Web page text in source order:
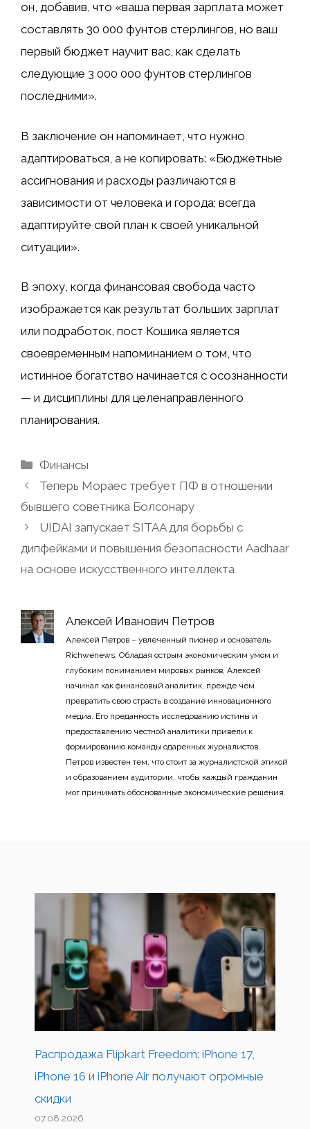
он, добавив, что «ваша первая зарплата может
составлять 30 000 фунтов стерлингов, но ваш
первый бюджет научит вас, как сделать
следующие 3 000 000 фунтов стерлингов
последними».
В заключение он напоминает, что нужно
адаптироваться, а не копировать: «Бюджетные
ассигнования и расходы различаются в
зависимости от человека и города; всегда
адаптируйте свой план к своей уникальной
ситуации».
В эпоху, когда финансовая свобода часто
изображается как результат больших зарплат
или подработок, пост Кошика является
своевременным напоминанием о том, что
истинное богатство начинается с осознанности
— и дисциплины для целенаправленного
планирования.
Рубрики
Финансы
Теперь Мораес требует ПФ в отношении
бывшего советника Болсонару
UIDAI запускает SITAA для борьбы с
дипфейками и повышения безопасности Aadhaar
на основе искусственного интеллекта
Алексей Иванович Петров
Алексей Петров – увлеченный пионер и основатель
Richwenews. Обладая острым экономическим умом и
глубоким пониманием мировых рынков, Алексей
начинал как финансовый аналитик, прежде чем
превратить свою страсть в создание инновационного
медиа. Его преданность исследованию истины и
предоставлению честной аналитики привели к
формированию команды одаренных журналистов.
Петров известен тем, что стоит за журналистской этикой
и образованием аудитории, чтобы каждый гражданин
мог принимать обоснованные экономические решения.
Распродажа Flipkart Freedom: iPhone 17,
iPhone 16 и iPhone Air получают огромные
скидки
07.08.2026